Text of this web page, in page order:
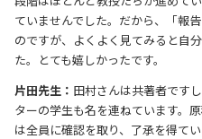
ていませんでした。だから、「報
のですが、よくよく見てみると自
た。とても嬉しかったです。
片田先生： 田村さんは共著者です
ターの学生も名を連ねています。
は全員に確認を取り、了承を得て